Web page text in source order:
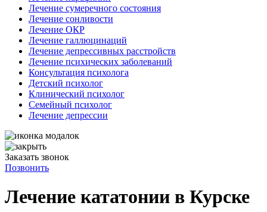
Лечение сумеречного состояния
Лечение сонливости
Лечение ОКР
Лечение галлюцинаций
Лечение депрессивных расстройств
Лечение психических заболеваний
Консультация психолога
Детский психолог
Клинический психолог
Семейный психолог
Лечение депрессии
Заказать звонок
Позвонить
Лечение кататонии в Курске